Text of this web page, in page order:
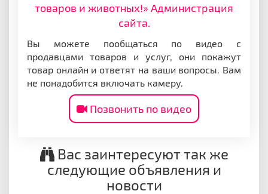
товаров и животных!» Администрация
сайта.
Вы можете пообщаться по видео с
продавцами товаров и услуг, они покажут
товар онлайн и ответят на ваши вопросы. Вам
не понадобится включать камеру.
Позвонить по видео
Вас заинтересуют так же
следующие объявления и
новости